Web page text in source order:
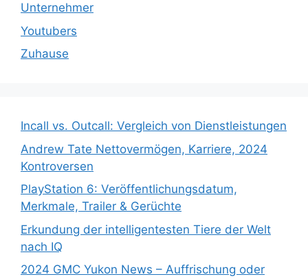
Unternehmer
Youtubers
Zuhause
Incall vs. Outcall: Vergleich von Dienstleistungen
Andrew Tate Nettovermögen, Karriere, 2024
Kontroversen
PlayStation 6: Veröffentlichungsdatum,
Merkmale, Trailer & Gerüchte
Erkundung der intelligentesten Tiere der Welt
nach IQ
2024 GMC Yukon News – Auffrischung oder